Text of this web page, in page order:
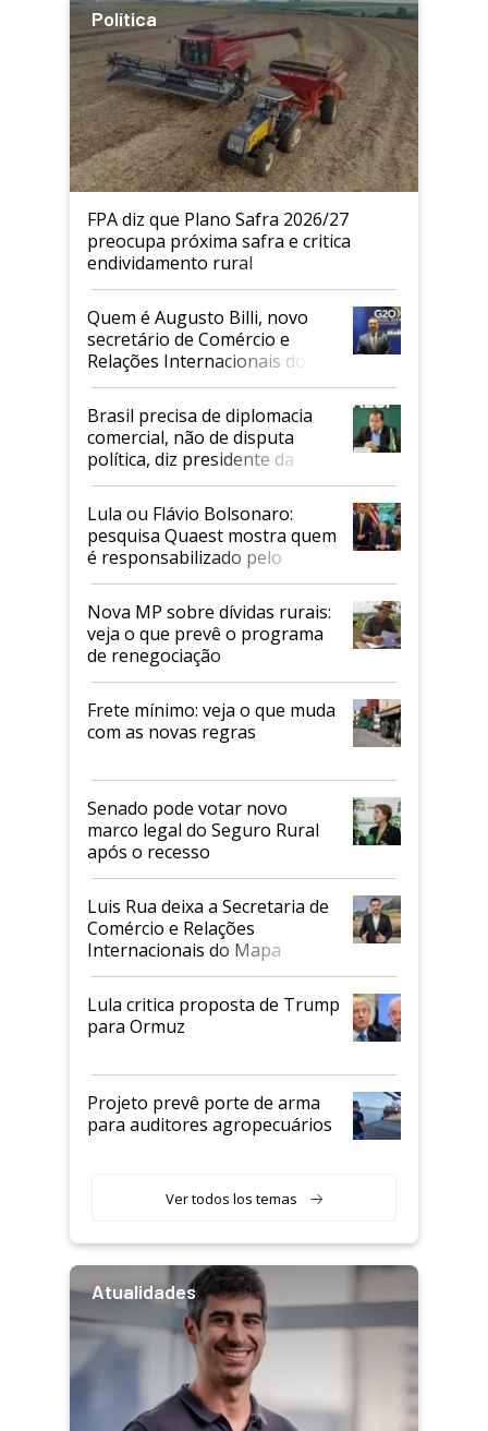
Política
FPA diz que Plano Safra 2026/27
preocupa próxima safra e critica
endividamento rural
Quem é Augusto Billi, novo
secretário de Comércio e
Relações Internacionais do
Mapa
Brasil precisa de diplomacia
comercial, não de disputa
política, diz presidente da
Faesp
Lula ou Flávio Bolsonaro:
pesquisa Quaest mostra quem
é responsabilizado pelo
tarifaço dos EUA
Nova MP sobre dívidas rurais:
veja o que prevê o programa
de renegociação
Frete mínimo: veja o que muda
com as novas regras
Senado pode votar novo
marco legal do Seguro Rural
após o recesso
Luis Rua deixa a Secretaria de
Comércio e Relações
Internacionais do Mapa
Lula critica proposta de Trump
para Ormuz
Projeto prevê porte de arma
para auditores agropecuários
Ver todos los temas
Atualidades